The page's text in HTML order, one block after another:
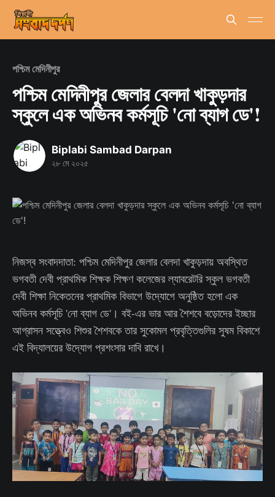
পশ্চিম মেদিনীপুর
পশ্চিম মেদিনীপুর জেলার বেলদা খাকুড়দার
স্কুলে এক অভিনব কর্মসূচি 'নো ব্যাগ ডে'!
Biplabi Sambad Darpan
২৮ মে ২০২৫
নিজস্ব সংবাদদাতা: পশ্চিম মেদিনীপুর জেলার বেলদা খাকুড়দায় অবস্থিত
ভগবতী দেবী প্রাথমিক শিক্ষক শিক্ষণ কলেজের ল্যাবরেটরি স্কুল ভগবতী
দেবী শিক্ষা নিকেতনের প্রাথমিক বিভাগে উদ্যোগে অনুষ্ঠিত হলো এক
অভিনব কর্মসূচি 'নো ব্যাগ ডে'। বই-এর ভার আর শৈশবে বড়োদের ইচ্ছার
আগ্রাসন সত্ত্বেও শিশুর শৈশবকে তার সুকোমল প্রবৃত্তিগুলির সুষম বিকাশে
এই বিদ্যালয়ের উদ্যোগ প্রশংসার দাবি রাখে।